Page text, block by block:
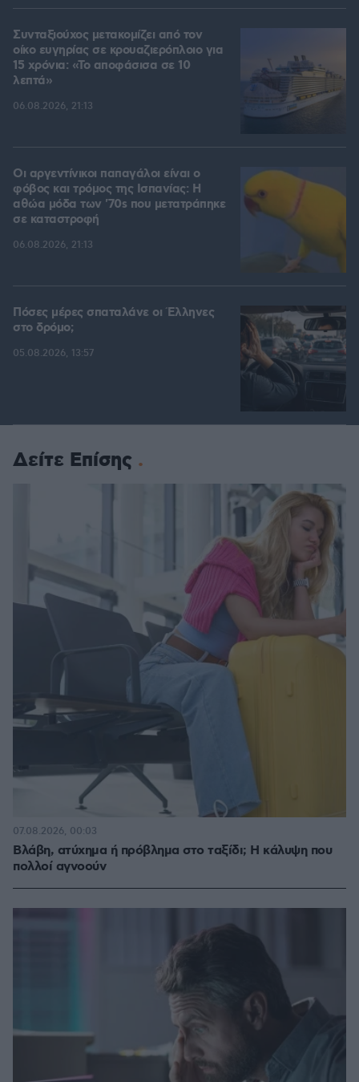
Συνταξιούχος μετακομίζει από τον
οίκο ευγηρίας σε κρουαζιερόπλοιο για
15 χρόνια: «Το αποφάσισα σε 10
λεπτά»
06.08.2026, 21:13
Οι αργεντίνικοι παπαγάλοι είναι ο
φόβος και τρόμος της Ισπανίας: Η
αθώα μόδα των '70s που μετατράπηκε
σε καταστροφή
06.08.2026, 21:13
Πόσες μέρες σπαταλάνε οι Έλληνες
στο δρόμο;
05.08.2026, 13:57
Δείτε Επίσης
Βλάβη, ατύχημα ή πρόβλημα στο ταξίδι; Η κάλυψη που
πολλοί αγνοούν
07.08.2026, 00:03